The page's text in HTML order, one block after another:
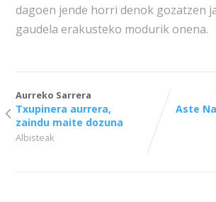
dagoen jende horri denok gozatzen
gaudela erakusteko modurik onena.
Aurreko Sarrera
Txupinera aurrera,
zaindu maite dozuna
Albisteak
Aste